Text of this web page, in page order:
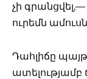
չի
ուրեմն
Դահլիճը
ատելությամբ